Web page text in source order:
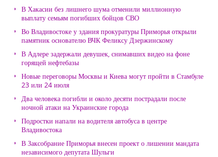
В Хакасии без лишнего шума отменили миллионную
выплату семьям погибших бойцов СВО
Во Владивостоке у здания прокуратуры Приморья открыли
памятник основателю ВЧК Феликсу Дзержинскому
В Адлере задержали девушек, снимавших видео на фоне
горящей нефтебазы
Новые переговоры Москвы и Киева могут пройти в Стамбуле
23 или 24 июля
Два человека погибли и около десяти пострадали после
ночной атаки на Украинские города
Подростки напали на водителя автобуса в центре
Владивостока
В Заксобрание Приморья внесен проект о лишении мандата
независимого депутата Шульги